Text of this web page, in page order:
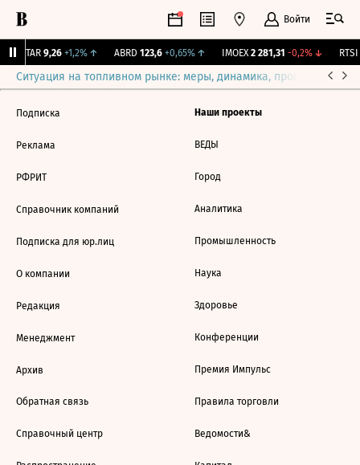
Войти
UTAR 9,26 +1,2%↑ ABRD 123,6 +0,65%↑ IMOEX 2 281,31 -0,2%↓ RTSI
Ситуация на топливном рынке: меры, динамика, прогнозы
Подписка
Реклама
РФРИТ
Справочник компаний
Подписка для юр.лиц
О компании
Редакция
Менеджмент
Архив
Обратная связь
Справочный центр
Наши проекты
ВЕДЫ
Город
Аналитика
Промышленность
Наука
Здоровье
Конференции
Премия Импульс
Правила торговли
Ведомости&